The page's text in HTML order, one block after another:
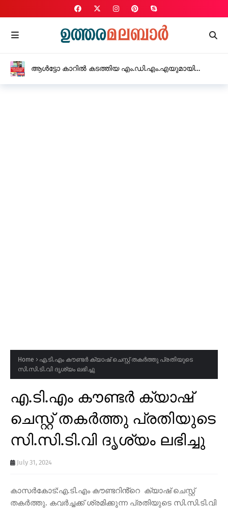
ആൾട്ടോ കാറിൽ കടത്തിയ എം.ഡി.എം.എയുമായി
Home
എ.ടി.എം കൗണ്ടർ ക്യാഷ് ചെസ്റ്റ് തകർത്തു പ്രതിയുടെ
സി.സി.ടി.വി ദൃശ്യം ലഭിച്ചു
എ.ടി.എം കൗണ്ടർ ക്യാഷ്
ചെസ്റ്റ് തകർത്തു പ്രതിയുടെ
സി.സി.ടി.വി ദൃശ്യം ലഭിച്ചു
July 31, 2024
കാസർകോട്:എ.ടി.എം കൗണ്ടറിൻ്റെ ക്യാഷ് ചെസ്റ്റ്
തകർത്തു. കവർച്ചക്ക് ശ്രമിക്കുന്ന പ്രതിയുടെ സി.സി.ടി.വി